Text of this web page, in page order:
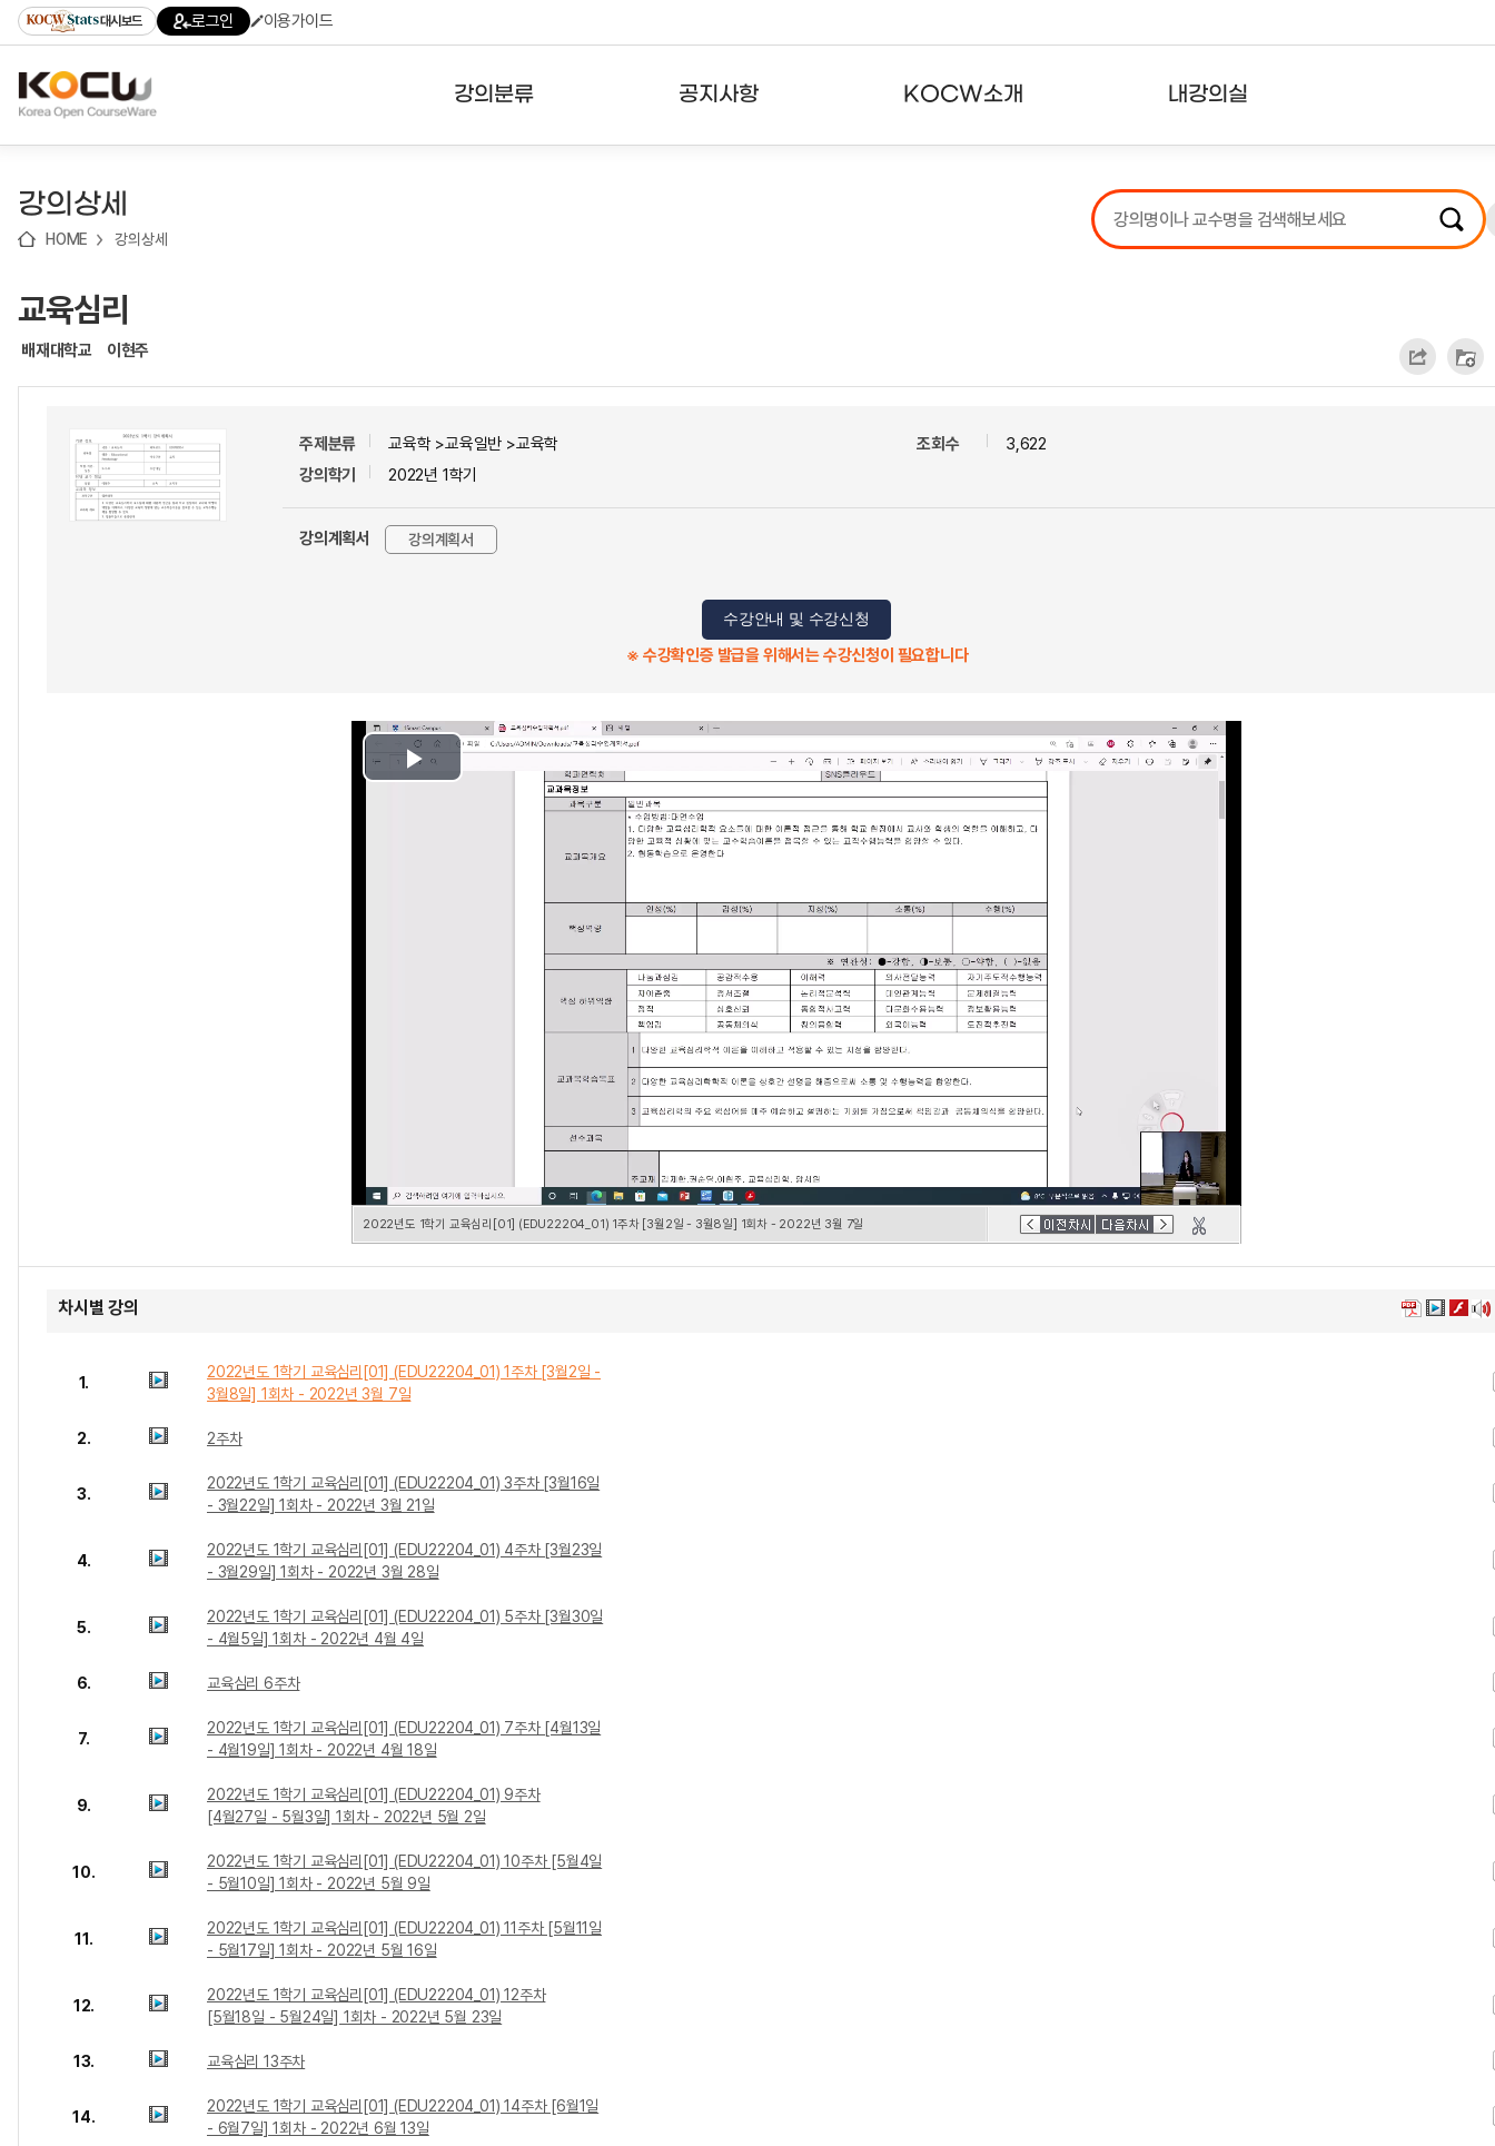
기
기
기
content)
가
대시보드 로그인 이용가이드
강의분류 공지사항 KOCW소개 내강의실
강의리스트
수강확인증강의
강의상세
HOME 강의상세
교육심리
배재대학교 이현주
주제분류
교육학 >교육일반 >교육학
강의학기
2022년 1학기
조회수 3,622
강의계획서 강의계획서
수강안내 및 수강신청
※ 수강확인증 발급을 위해서는 수강신청이 필요합니다
Play
2022년도 1학기 교육심리[01] (EDU22204_01) 1주차 [3월2일 - 3월8일] 1회차 - 2022년 3월 7일
차시별 강의
1.
2022년도 1학기 교육심리[01] (EDU22204_01) 1주차 [3월2일 -
3월8일] 1회차 - 2022년 3월 7일
2. 2주차
3.
2022년도 1학기 교육심리[01] (EDU22204_01) 3주차 [3월16일
- 3월22일] 1회차 - 2022년 3월 21일
4.
2022년도 1학기 교육심리[01] (EDU22204_01) 4주차 [3월23일
- 3월29일] 1회차 - 2022년 3월 28일
5.
2022년도 1학기 교육심리[01] (EDU22204_01) 5주차 [3월30일
- 4월5일] 1회차 - 2022년 4월 4일
6. 교육심리 6주차
7.
2022년도 1학기 교육심리[01] (EDU22204_01) 7주차 [4월13일
- 4월19일] 1회차 - 2022년 4월 18일
9.
2022년도 1학기 교육심리[01] (EDU22204_01) 9주차
[4월27일 - 5월3일] 1회차 - 2022년 5월 2일
10.
2022년도 1학기 교육심리[01] (EDU22204_01) 10주차 [5월4일
- 5월10일] 1회차 - 2022년 5월 9일
11.
2022년도 1학기 교육심리[01] (EDU22204_01) 11주차 [5월11일
- 5월17일] 1회차 - 2022년 5월 16일
12.
2022년도 1학기 교육심리[01] (EDU22204_01) 12주차
[5월18일 - 5월24일] 1회차 - 2022년 5월 23일
13. 교육심리 13주차
14.
2022년도 1학기 교육심리[01] (EDU22204_01) 14주차 [6월1일
- 6월7일] 1회차 - 2022년 6월 13일